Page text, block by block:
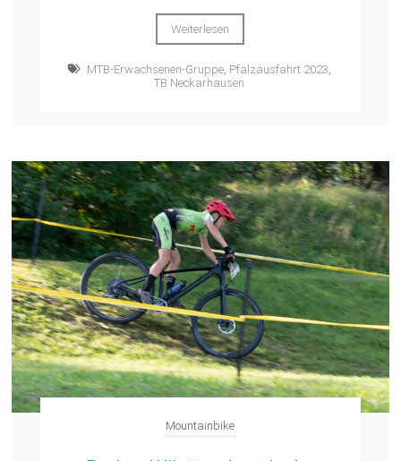
Weiterlesen
MTB-Erwachsenen-Gruppe, Pfalzausfahrt 2023,
TB Neckarhausen
Mountainbike